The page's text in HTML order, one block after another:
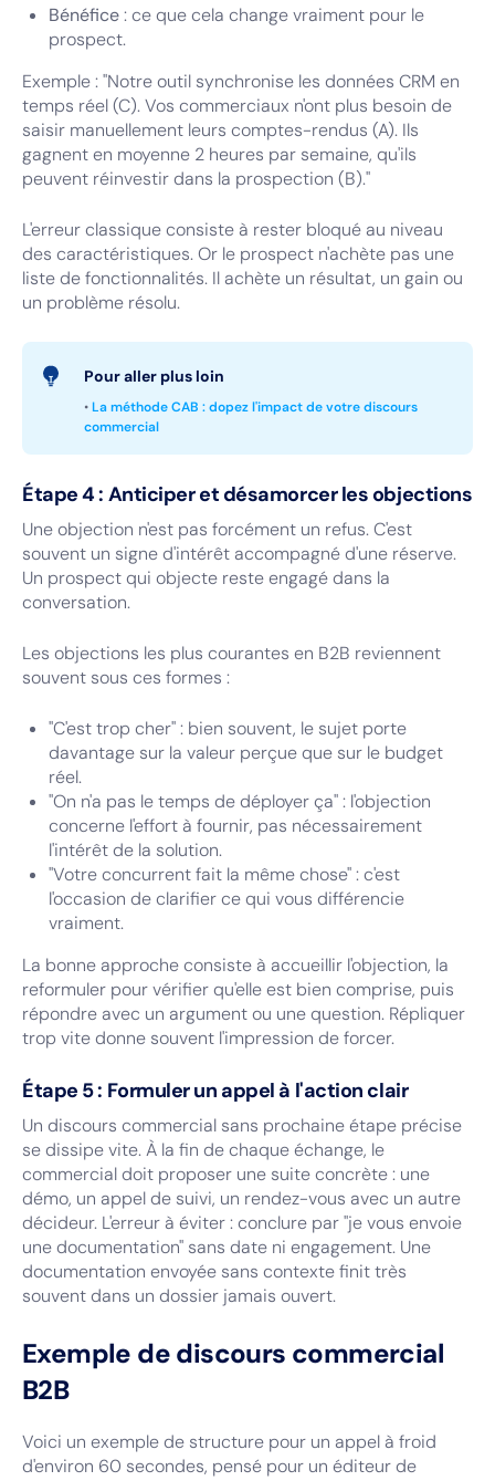
Bénéfice: ce que cela change vraiment pour le
prospect.
Exemple : "Notre outil synchronise les données CRM en
temps réel (C). Vos commerciaux n'ont plus besoin de
saisir manuellement leurs comptes-rendus (A). Ils
gagnent en moyenne 2 heures par semaine, qu'ils
peuvent réinvestir dans la prospection (B)."
L'erreur classique consiste à rester bloqué au niveau
des caractéristiques. Or le prospect n'achète pas une
liste de fonctionnalités. Il achète un résultat, un gain ou
un problème résolu.
Pour aller plus loin
•La méthode CAB : dopez l'impact de votre discours
commercial
Étape 4 : Anticiper et désamorcer les objections
Une objection n'est pas forcément un refus. C'est
souvent un signe d'intérêt accompagné d'une réserve.
Un prospect qui objecte reste engagé dans la
conversation.
Les objections les plus courantes en B2B reviennent
souvent sous ces formes :
"C'est trop cher" : bien souvent, le sujet porte
davantage sur la valeur perçue que sur le budget
réel.
"On n'a pas le temps de déployer ça" : l'objection
concerne l'effort à fournir, pas nécessairement
l'intérêt de la solution.
"Votre concurrent fait la même chose" : c'est
l'occasion de clarifier ce qui vous différencie
vraiment.
La bonne approche consiste à accueillir l'objection, la
reformuler pour vérifier qu'elle est bien comprise, puis
répondre avec un argument ou une question. Répliquer
trop vite donne souvent l'impression de forcer.
Étape 5 : Formuler un appel à l'action clair
Un discours commercial sans prochaine étape précise
se dissipe vite. À la fin de chaque échange, le
commercial doit proposer une suite concrète : une
démo, un appel de suivi, un rendez-vous avec un autre
décideur. L'erreur à éviter : conclure par "je vous envoie
une documentation" sans date ni engagement. Une
documentation envoyée sans contexte finit très
souvent dans un dossier jamais ouvert.
Exemple de discours commercial
B2B
Voici un exemple de structure pour un appel à froid
d'environ 60 secondes, pensé pour un éditeur de